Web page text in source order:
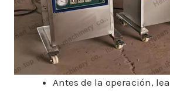
Antes de la operación, lea